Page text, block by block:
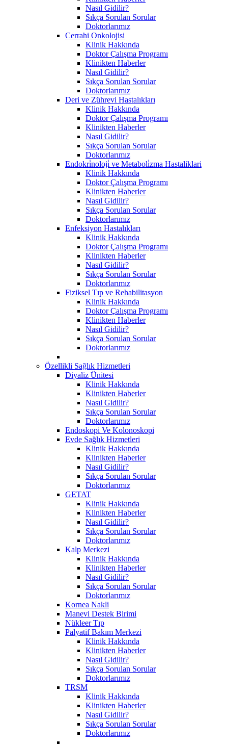
Nasıl Gidilir?
Sıkça Sorulan Sorular
Doktorlarımız
Cerrahi Onkolojisi
Klinik Hakkında
Doktor Çalışma Programı
Klinikten Haberler
Nasıl Gidilir?
Sıkça Sorulan Sorular
Doktorlarımız
Deri ve Zührevi Hastalıkları
Klinik Hakkında
Doktor Çalışma Programı
Klinikten Haberler
Nasıl Gidilir?
Sıkça Sorulan Sorular
Doktorlarımız
Endokri̇noloji̇ ve Metaboli̇zma Hastaliklari
Klinik Hakkında
Doktor Çalışma Programı
Klinikten Haberler
Nasıl Gidilir?
Sıkça Sorulan Sorular
Doktorlarımız
Enfeksiyon Hastalıkları
Klinik Hakkında
Doktor Çalışma Programı
Klinikten Haberler
Nasıl Gidilir?
Sıkça Sorulan Sorular
Doktorlarımız
Fiziksel Tıp ve Rehabilitasyon
Klinik Hakkında
Doktor Çalışma Programı
Klinikten Haberler
Nasıl Gidilir?
Sıkça Sorulan Sorular
Doktorlarımız
Özellikli Sağlık Hizmetleri
Diyaliz Ünitesi
Klinik Hakkında
Klinikten Haberler
Nasıl Gidilir?
Sıkça Sorulan Sorular
Doktorlarımız
Endoskopi Ve Kolonoskopi
Evde Sağlık Hizmetleri
Klinik Hakkında
Klinikten Haberler
Nasıl Gidilir?
Sıkça Sorulan Sorular
Doktorlarımız
GETAT
Klinik Hakkında
Klinikten Haberler
Nasıl Gidilir?
Sıkça Sorulan Sorular
Doktorlarımız
Kalp Merkezi
Klinik Hakkında
Klinikten Haberler
Nasıl Gidilir?
Sıkça Sorulan Sorular
Doktorlarımız
Kornea Nakli
Manevi Destek Birimi
Nükleer Tıp
Palyatif Bakım Merkezi
Klinik Hakkında
Klinikten Haberler
Nasıl Gidilir?
Sıkça Sorulan Sorular
Doktorlarımız
TRSM
Klinik Hakkında
Klinikten Haberler
Nasıl Gidilir?
Sıkça Sorulan Sorular
Doktorlarımız